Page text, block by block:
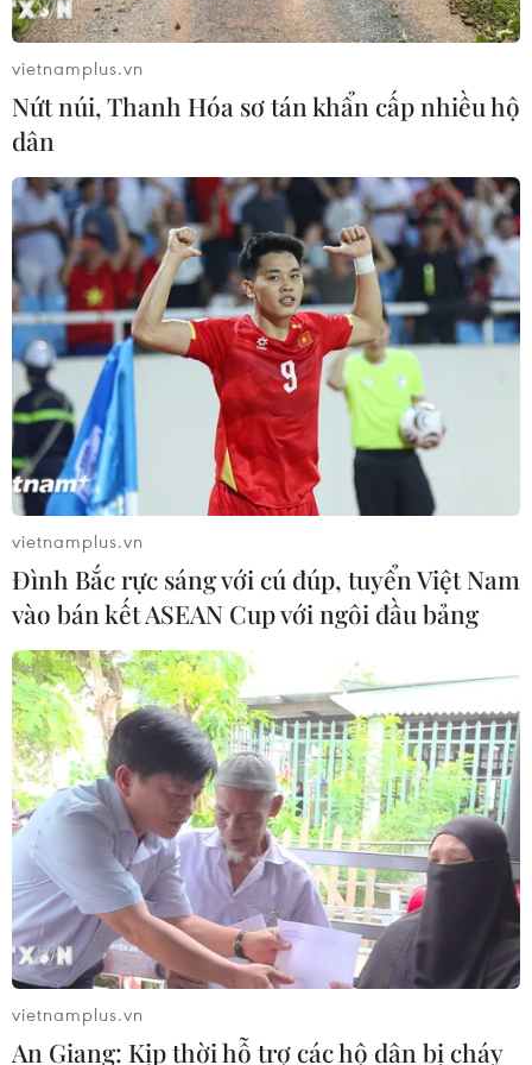
Sri Lanka triển khai quân đội sau làn
sóng vượt ngục bất thành
07/08/2026 10:35
Thụy Sĩ khó đạt mục tiêu giảm phát
thải khí nhà kính vào năm 2030
07/08/2026 09:42
Bão Dolphin càn quét các đảo miền
Nam Nhật Bản, sân bay Okinawa
phải đóng cửa
07/08/2026 09:10
Thái Lan: Ôtô lao vào trung tâm
chăm sóc trẻ làm khoảng nạn nhân
bị thương
07/08/2026 08:13
Thủ tướng Thái Lan chỉ đạo khẩn sau
vụ xả súng tại trường học
07/08/2026 06:37
Thái Lan: Xả súng gây thương vong
tại trường học ở Nonthaburi
07/08/2026 05:12
vietnamplus.vn
Nứt núi, Thanh Hóa sơ tán khẩn cấp nhiều hộ
dân
vietnamplus.vn
Đình Bắc rực sáng với cú đúp, tuyển Việt Nam
vào bán kết ASEAN Cup với ngôi đầu bảng
vietnamplus.vn
An Giang: Kịp thời hỗ trợ các hộ dân bị cháy